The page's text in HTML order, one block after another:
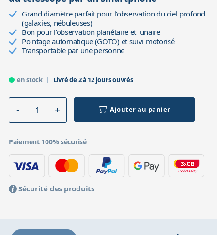
Grand diamètre parfait pour l'observation du ciel profond
(galaxies, nébuleuses)
Bon pour l'observation planétaire et lunaire
Pointage automatique (GOTO) et suivi motorisé
Transportable par une personne
en stock Livré de 2 à 12 jours ouvrés
Ajouter au panier
Paiement 100% sécurisé
Sécurité des produits